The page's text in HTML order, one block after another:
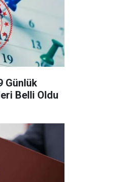
Günlük
Belli Oldu